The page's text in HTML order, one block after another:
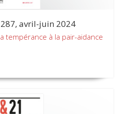
avril-juin 2024
tempérance à la pair-aidance